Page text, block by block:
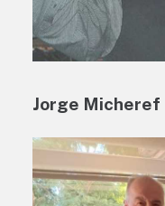
Jorge Micheref